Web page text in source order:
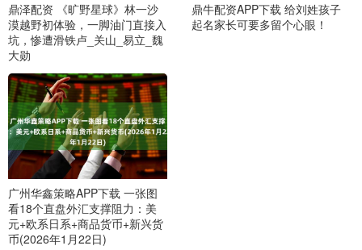
鼎泽配资 《旷野星球》林一沙
漠越野初体验，一脚油门直接入
坑，惨遭滑铁卢_关山_易立_魏
大勋
鼎牛配资APP下载 给刘姓孩子
起名家长可要多留个心眼！
广州华鑫策略APP下载 一张图
看18个直盘外汇支撑阻力：美
元+欧系日系+商品货币+新兴货
币(2026年1月22日)